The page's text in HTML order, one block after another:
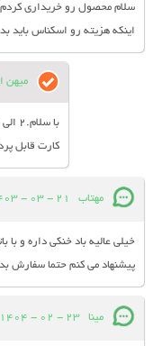
سلام محصول رو خریداری
اینکه هزیته رو اسکناس باید
میهن
کارت قابل
مهتاب 21 - 03 - 1403
خیلی عالیه باد خنکی داره و
پیشنهاد می کنم حتما سفارش
مینا 23 - 02 - 1404